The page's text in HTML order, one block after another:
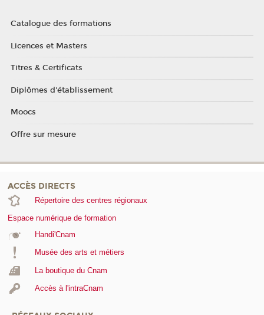
Catalogue des formations
Licences et Masters
Titres & Certificats
Diplômes d'établissement
Moocs
Offre sur mesure
ACCÈS DIRECTS
Répertoire des centres régionaux
Espace numérique de formation
Handi'Cnam
Musée des arts et métiers
La boutique du Cnam
Accès à l'intraCnam